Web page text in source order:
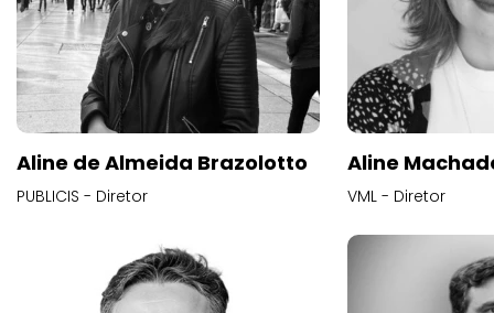
Aline de Almeida Brazolotto
PUBLICIS - Diretor
Aline
VML - Diretor